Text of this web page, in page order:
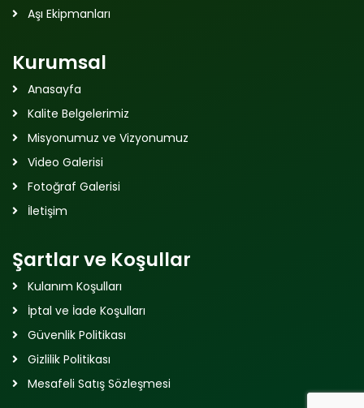
Aşı Ekipmanları
Kurumsal
Anasayfa
Kalite Belgelerimiz
Misyonumuz ve Vizyonumuz
Video Galerisi
Fotoğraf Galerisi
İletişim
Şartlar ve Koşullar
Kulanım Koşulları
İptal ve İade Koşulları
Güvenlik Politikası
Gizlilik Politikası
Mesafeli Satış Sözleşmesi